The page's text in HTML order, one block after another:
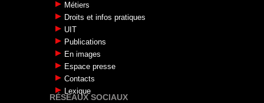
Métiers
Droits et infos pratiques
UIT
Publications
En images
Espace presse
Contacts
Lexique
RÉSEAUX SOCIAUX